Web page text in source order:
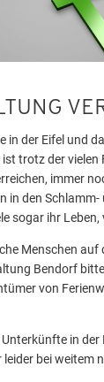
in der Eifel und
trotz der vielen
immer
in den
sogar ihr Leben,
Menschen auf
Bendorf
von
in der
bei weitem